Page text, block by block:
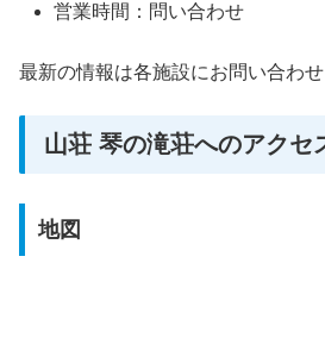
営業時間：問い合わせ
最新の情報は各施設にお問い合わせ
山荘 琴の滝荘へのアクセ
地図